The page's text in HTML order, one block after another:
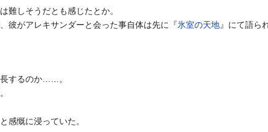
難しそうだとも感じたとか。
彼がアレキサンダーと会った事自体は先に『氷室の天地』にて語ら
するのか……。
感慨に浸っていた。